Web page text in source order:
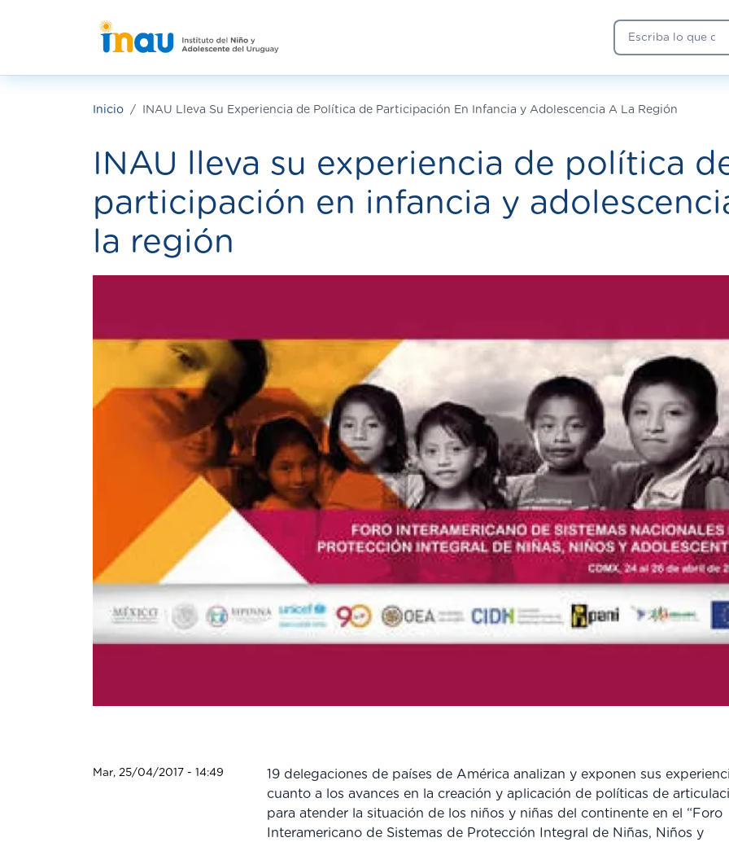
Buscar
Inicio INAU Lleva Su Experiencia de Política de Participación En Infancia y Adolescencia A La Región
INAU lleva su experiencia de política
participación en infancia y
la región
Mar, 25/04/2017 - 14:49
19 delegaciones de países de América analizan y exponen sus
cuanto a los avances en la creación y aplicación de políticas de
para atender la situación de los niños y niñas del continente en el “Foro
Interamericano de Sistemas de Protección Integral de Niñas, Niños y